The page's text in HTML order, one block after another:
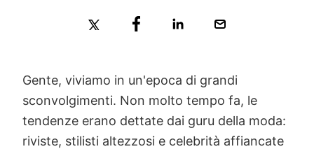
Gente, viviamo in un'epoca di grandi
sconvolgimenti. Non molto tempo fa, le
tendenze erano dettate dai guru della moda:
riviste, stilisti altezzosi e celebrità affiancate